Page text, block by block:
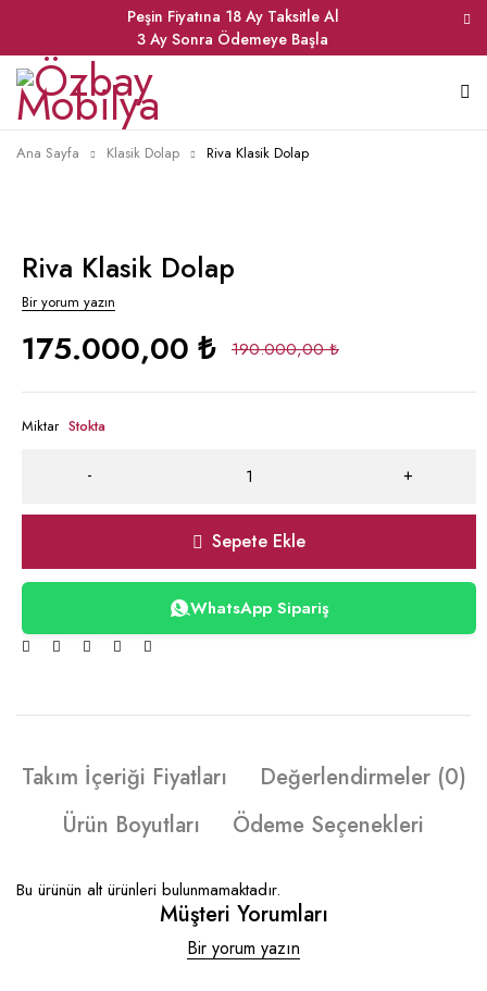
Peşin Fiyatına 18 Ay Taksitle Al
3 Ay Sonra Ödemeye Başla
Ana Sayfa Klasik Dolap Riva Klasik Dolap
Riva Klasik Dolap
Bir yorum yazın
190.000,00₺
175.000,00 ₺
Miktar Stokta
Sepete Ekle
WhatsApp Sipariş
Takım İçeriği Fiyatları
Değerlendirmeler (0)
Ürün Boyutları
Ödeme Seçenekleri
Bu ürünün alt ürünleri bulunmamaktadır.
Müşteri Yorumları
Bir yorum yazın